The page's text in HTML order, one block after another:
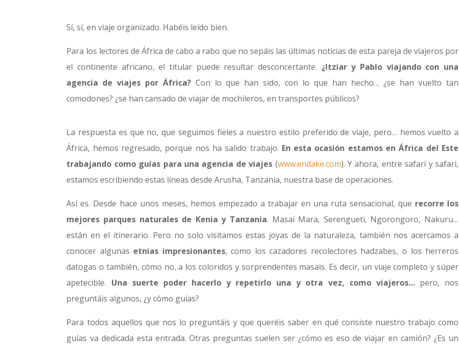
Sí, sí, en viaje organizado. Habéis leído bien.
Para los lectores de África de cabo a rabo que no sepáis las últimas noticias de esta pareja de viajeros por
el continente africano, el titular puede resultar desconcertante. ¿Itziar y Pablo viajando con una
agencia de viajes por África?Con lo que han sido, con lo que han hecho… ¿se han vuelto tan
comodones? ¿se han cansado de viajar de mochileros, en transportes públicos?
La respuesta es que no, que seguimos fieles a nuestro estilo preferido de viaje, pero… hemos vuelto a
África, hemos regresado, porque nos ha salido trabajo. En esta ocasión estamos en África del Este
trabajando como guías para una agencia de viajes (www.endake.com). Y ahora, entre safari y safari,
estamos escribiendo estas líneas desde Arusha, Tanzania, nuestra base de operaciones.
Así es. Desde hace unos meses, hemos empezado a trabajar en una ruta sensacional, que recorre los
mejores parques naturales de Kenia y Tanzania. Masai Mara, Serengueti, Ngorongoro, Nakuru…
están en el itinerario. Pero no solo visitamos estas joyas de la naturaleza, también nos acercamos a
conocer algunas etnias impresionantes, como los cazadores recolectores hadzabes, o los herreros
datogas o también, cómo no, a los coloridos y sorprendentes masais. Es decir, un viaje completo y súper
apetecible. Una suerte poder hacerlo y repetirlo una y otra vez, como viajeros…pero, nos
preguntáis algunos, ¿y cómo guías?
Para todos aquellos que nos lo preguntáis y que queréis saber en qué consiste nuestro trabajo como
guías va dedicada esta entrada. Otras preguntas suelen ser ¿cómo es eso de viajar en camión? ¿Es un